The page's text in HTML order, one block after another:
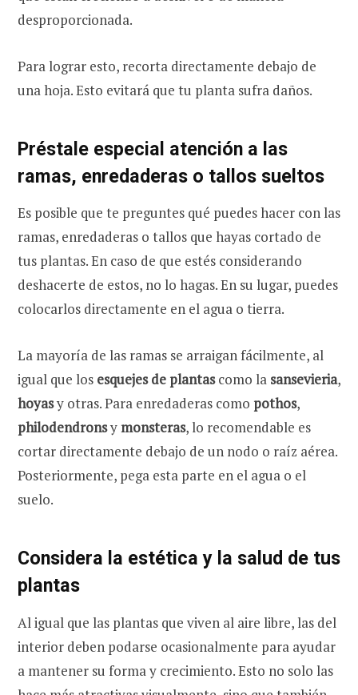
desproporcionada.
Para lograr esto, recorta directamente debajo de
una hoja. Esto evitará que tu planta sufra daños.
Préstale especial atención a las
ramas, enredaderas o tallos sueltos
Es posible que te preguntes qué puedes hacer con las
ramas, enredaderas o tallos que hayas cortado de
tus plantas. En caso de que estés considerando
deshacerte de estos, no lo hagas. En su lugar, puedes
colocarlos directamente en el agua o tierra.
La mayoría de las ramas se arraigan fácilmente, al
igual que los esquejes de plantascomo la sansevieria,
hoyasy otras. Para enredaderas como pothos,
philodendronsymonsteras, lo recomendable es
cortar directamente debajo de un nodo o raíz aérea.
Posteriormente, pega esta parte en el agua o el
suelo.
Considera la estética y la salud de tus
plantas
Al igual que las plantas que viven al aire libre, las del
interior deben podarse ocasionalmente para ayudar
a mantener su forma y crecimiento. Esto no solo las